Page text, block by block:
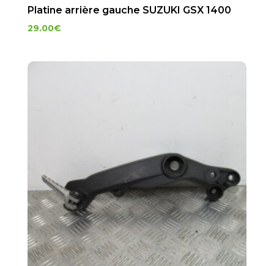
Platine arrière gauche SUZUKI GSX 1400
29.00€